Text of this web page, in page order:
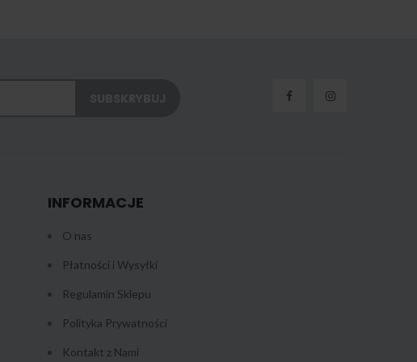
INFORMACJE
O nas
Płatności i Wysyłki
Regulamin Sklepu
Polityka Prywatności
Kontakt z Nami